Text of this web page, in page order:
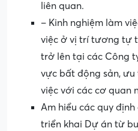
liên quan.
– Kinh nghiệm làm
việc ở vị trí tương tự
trở lên tại các Công
vực bất động sản, ưu
việc với các cơ quan
Am hiểu các quy
triển khai Dự án từ